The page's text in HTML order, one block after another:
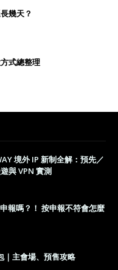
幾天？
式總整理
境外 IP 新制全解：預先／
與 VPN 實測
報嗎？！ 按申報不符會怎麼
｜主會場、預售攻略